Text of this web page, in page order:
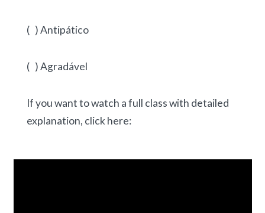
( ) Antipático
( ) Agradável
If you want to watch a full class with detailed
explanation, click here: